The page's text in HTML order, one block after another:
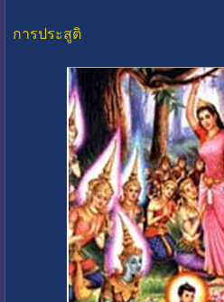
การประสูติ